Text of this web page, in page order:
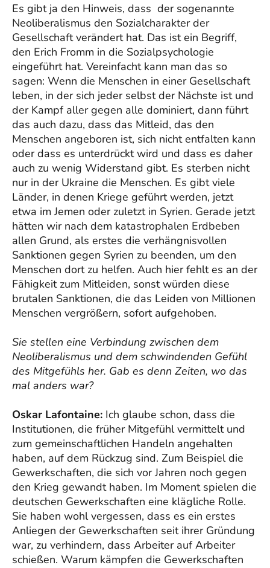
Es gibt ja den Hinweis, dass der sogenannte
Neoliberalismus den Sozialcharakter der
Gesellschaft verändert hat. Das ist ein Begriff,
den Erich Fromm in die Sozialpsychologie
eingeführt hat. Vereinfacht kann man das so
sagen: Wenn die Menschen in einer Gesellschaft
leben, in der sich jeder selbst der Nächste ist und
der Kampf aller gegen alle dominiert, dann führt
das auch dazu, dass das Mitleid, das den
Menschen angeboren ist, sich nicht entfalten kann
oder dass es unterdrückt wird und dass es daher
auch zu wenig Widerstand gibt. Es sterben nicht
nur in der Ukraine die Menschen. Es gibt viele
Länder, in denen Kriege geführt werden, jetzt
etwa im Jemen oder zuletzt in Syrien. Gerade jetzt
hätten wir nach dem katastrophalen Erdbeben
allen Grund, als erstes die verhängnisvollen
Sanktionen gegen Syrien zu beenden, um den
Menschen dort zu helfen. Auch hier fehlt es an der
Fähigkeit zum Mitleiden, sonst würden diese
brutalen Sanktionen, die das Leiden von Millionen
Menschen vergrößern, sofort aufgehoben.
Sie stellen eine Verbindung zwischen dem
Neoliberalismus und dem schwindenden Gefühl
des Mitgefühls her. Gab es denn Zeiten, wo das
mal anders war?
Oskar Lafontaine: Ich glaube schon, dass die
Institutionen, die früher Mitgefühl vermittelt und
zum gemeinschaftlichen Handeln angehalten
haben, auf dem Rückzug sind. Zum Beispiel die
Gewerkschaften, die sich vor Jahren noch gegen
den Krieg gewandt haben. Im Moment spielen die
deutschen Gewerkschaften eine klägliche Rolle.
Sie haben wohl vergessen, dass es ein erstes
Anliegen der Gewerkschaften seit ihrer Gründung
war, zu verhindern, dass Arbeiter auf Arbeiter
schießen. Warum kämpfen die Gewerkschaften